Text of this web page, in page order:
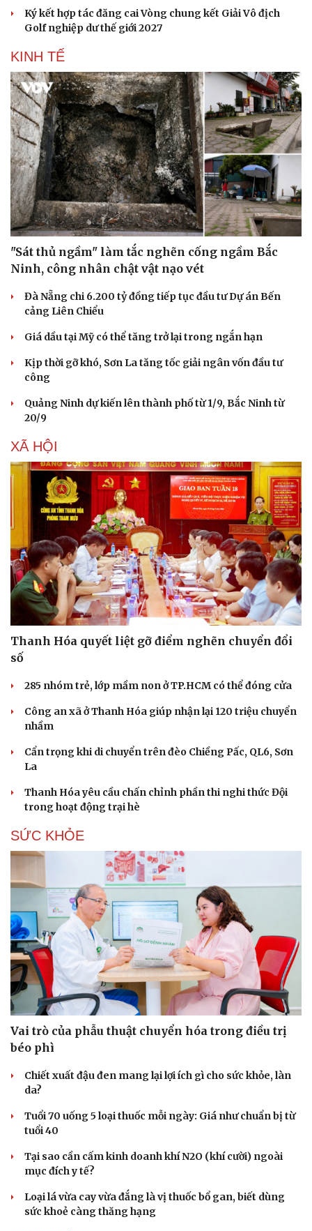
Du lịch
Tư vấn
Săn Tour
check-in
Podcast
Câu chuyện thời sự
Đọc truyện đêm khuya
Cửa sổ tình yêu
Kể chuyện cho bé
Hạt giống tâm hồn
Ký kết hợp tác đăng cai Vòng chung kết Giải Vô địch
Golf nghiệp dư thế giới 2027
KINH TẾ
"Sát thủ ngầm" làm tắc nghẽn cống ngầm Bắc
Ninh, công nhân chật vật nạo vét
Đà Nẵng chi 6.200 tỷ đồng tiếp tục đầu tư Dự án Bến
cảng Liên Chiểu
Giá dầu tại Mỹ có thể tăng trở lại trong ngắn hạn
Kịp thời gỡ khó, Sơn La tăng tốc giải ngân vốn đầu tư
công
Quảng Ninh dự kiến lên thành phố từ 1/9, Bắc Ninh từ
20/9
XÃ HỘI
Thanh Hóa quyết liệt gỡ điểm nghẽn chuyển đổi
số
285 nhóm trẻ, lớp mầm non ở TP.HCM có thể đóng cửa
Công an xã ở Thanh Hóa giúp nhận lại 120 triệu chuyển
nhầm
Cẩn trọng khi di chuyển trên đèo Chiềng Pấc, QL6, Sơn
La
Thanh Hóa yêu cầu chấn chỉnh phần thi nghi thức Đội
trong hoạt động trại hè
SỨC KHỎE
Vai trò của phẫu thuật chuyển hóa trong điều trị
béo phì
Chiết xuất đậu đen mang lại lợi ích gì cho sức khỏe, làn
da?
Tuổi 70 uống 5 loại thuốc mỗi ngày: Giá như chuẩn bị từ
tuổi 40
Tại sao cần cấm kinh doanh khí N2O (khí cười) ngoài
mục đích y tế?
Loại lá vừa cay vừa đắng là vị thuốc bổ gan, biết dùng
sức khoẻ càng thăng hạng